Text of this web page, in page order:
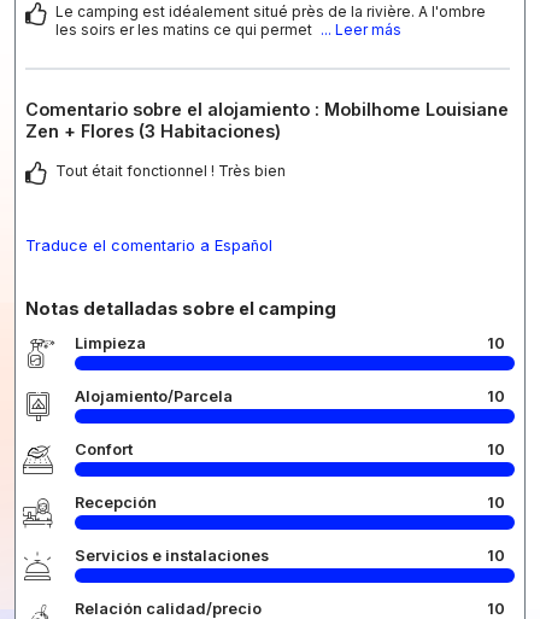
Le camping est idéalement situé près de la rivière. A l'ombre
les soirs er les matins ce qui permet ... Leer más
Comentario sobre el alojamiento : Mobilhome Louisiane
Zen + Flores (3 Habitaciones)
Tout était fonctionnel ! Très bien
Traduce el comentario a Español
Notas detalladas sobre el camping
Limpieza 10
Alojamiento/Parcela 10
Confort 10
Recepción 10
Servicios e instalaciones 10
Relación calidad/precio 10